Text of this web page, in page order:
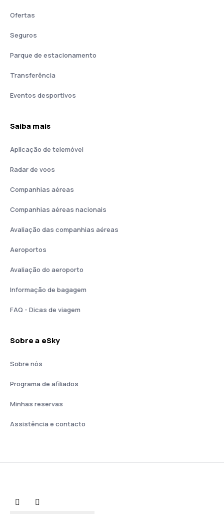
Ofertas
Seguros
Parque de estacionamento
Transferência
Eventos desportivos
Saiba mais
Aplicação de telemóvel
Radar de voos
Companhias aéreas
Companhias aéreas nacionais
Avaliação das companhias aéreas
Aeroportos
Avaliação do aeroporto
Informação de bagagem
FAQ - Dicas de viagem
Sobre a eSky
Sobre nós
Programa de afiliados
Minhas reservas
Assistência e contacto